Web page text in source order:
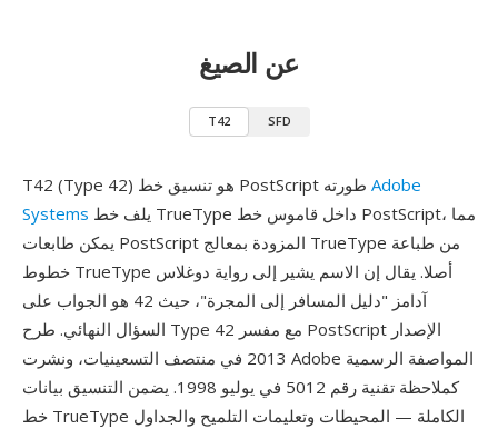
عن الصيغ
T42 SFD
Adobe
Systems
يمكن طابعات PostScript المزودة بمعالج TrueType من طباعة
خطوط TrueType أصلا. يقال إن الاسم يشير إلى رواية دوغلاس
آدامز "دليل المسافر إلى المجرة"، حيث 42 هو الجواب على
السؤال النهائي. طرح Type 42 مع مفسر PostScript الإصدار
2013 في منتصف التسعينيات، ونشرت Adobe المواصفة الرسمية
كملاحظة تقنية رقم 5012 في يوليو 1998. يضمن التنسيق بيانات
خط TrueType الكاملة — المحيطات وتعليمات التلميح والجداول